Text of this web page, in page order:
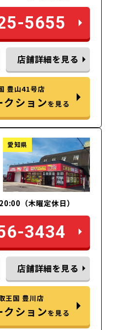
5655
店舗詳細を見る
豊山41号店
ションを見る
愛知県
（木曜定休日）
3434
店舗詳細を見る
王国 豊川店
ションを見る